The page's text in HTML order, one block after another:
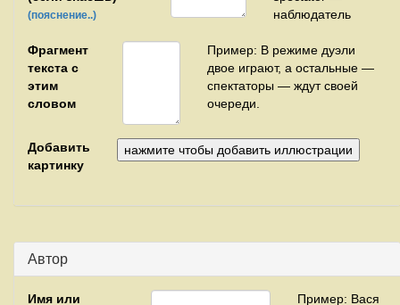
(пояснение..)
наблюдатель
Фрагмент
текста с
этим
словом
Пример: В режиме дуэли
двое играют, а остальные —
спектаторы — ждут своей
очереди.
Добавить
картинку
Автор
Имя или
Пример: Вася